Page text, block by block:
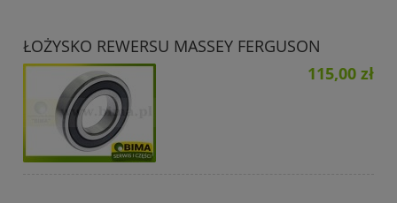
ŁOŻYSKO REWERSU MASSEY FERGUSON
115,00 zł